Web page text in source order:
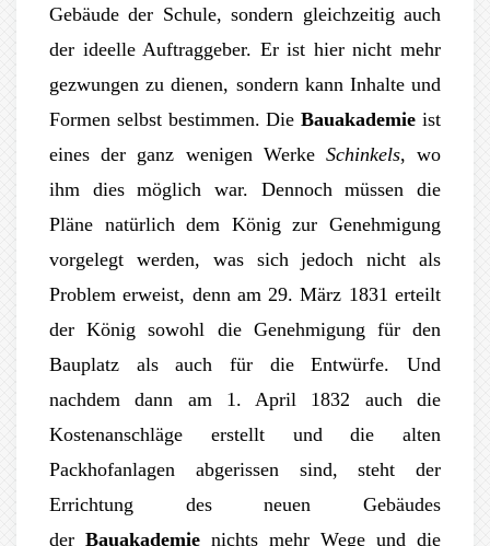
Gebäude der Schule, sondern gleichzeitig auch
der ideelle Auftraggeber. Er ist hier nicht mehr
gezwungen zu dienen, sondern kann Inhalte und
Formen selbst bestimmen. DieBauakademie ist
eines der ganz wenigen Werke Schinkels, wo
ihm dies möglich war. Dennoch müssen die
Pläne natürlich dem König zur Genehmigung
vorgelegt werden, was sich jedoch nicht als
Problem erweist, denn am 29. März 1831 erteilt
der König sowohl die Genehmigung für den
Bauplatz als auch für die Entwürfe. Und
nachdem dann am 1. April 1832 auch die
Kostenanschläge erstellt und die alten
Packhofanlagen abgerissen sind, steht der
Errichtung des neuen Gebäudes
der Bauakademie nichts mehr Wege und die